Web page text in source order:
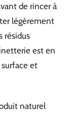
de rincer à
légèrement
résidus
est en
et
naturel